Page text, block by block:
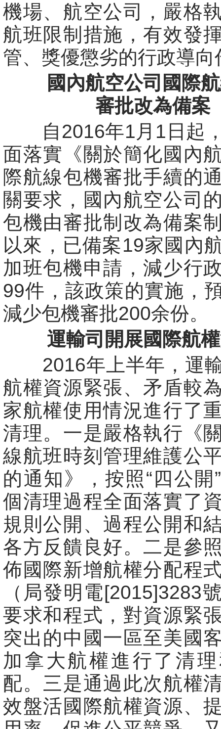
機場、航空公司，嚴格
航班限制措施，有效發
管、獎優懲劣的行政導向
國內航空公司國際
審批改為備案
自2016年1月1日起
面落實《關於簡化國內
際航線包機審批手續的
關要求，國內航空公司
包機由審批制改為備案
以來，已備案19家國內
加班包機申請，減少行
99件，該政策的實施，
減少包機審批200余份。
運輸司開展國際航
2016年上半年，運
航權資源緊張、矛盾較
家航權使用情況進行了
清理。一是嚴格執行《
線航班時刻管理維護公
的通知》，按照“四公開
個清理過程全面落實了
規則公開、過程公開和
各方反饋良好。二是參
佈國際新增航權分配程
（局發明電[2015]3283
要求和程式，對資源緊
突出的中國一區至美國
加拿大航權進行了清
配。三是通過此次航權
效盤活國際航權資源、